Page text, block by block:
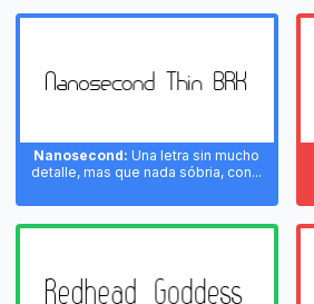
Nanosecond: Una letra sin mucho
detalle, mas que nada sóbria, con...